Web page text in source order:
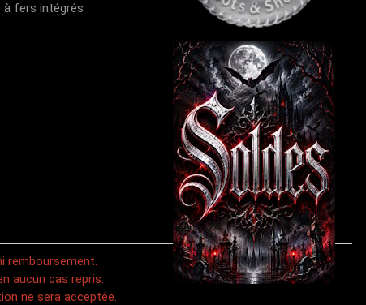
à fers intégrés
remboursement.
aucun cas repris.
ne sera acceptée.